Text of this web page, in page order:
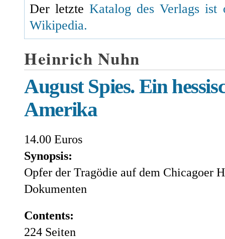
Der letzteKatalog des Verlags ist
Wikipedia.
Heinrich Nuhn
August Spies. Ein
Amerika
14.00 Euros
Synopsis:
Opfer der Tragödie auf dem Chicagoer
Dokumenten
Contents:
224 Seiten